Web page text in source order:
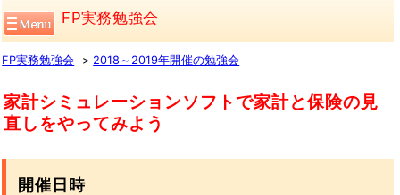
FP実務勉強会
FP実務勉強会 2018～2019年開催の勉強会
家計シミュレーションソフトで家計と保険の見
直しをやってみよう
開催日時